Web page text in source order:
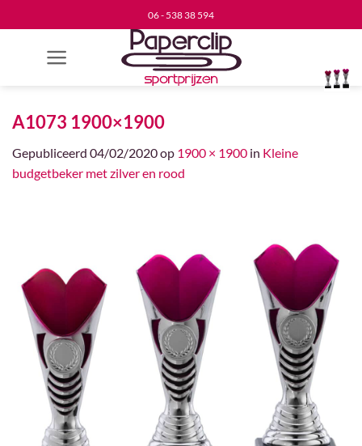
naar
06 - 538 38 594
A1073 1900×1900
Gepubliceerd 04/02/2020op 1900 × 1900 in Kleine
budgetbeker met zilver en rood